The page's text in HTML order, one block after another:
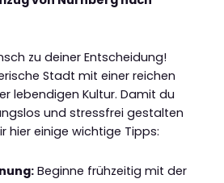
zu deiner Entscheidung!
Stadt mit einer reichen
lebendigen Kultur. Damit du
und stressfrei gestalten
hier einige wichtige Tipps:
Beginne frühzeitig mit der